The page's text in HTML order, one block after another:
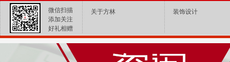
微信扫描
添加关注
好礼相赠
关于方林 装饰设计